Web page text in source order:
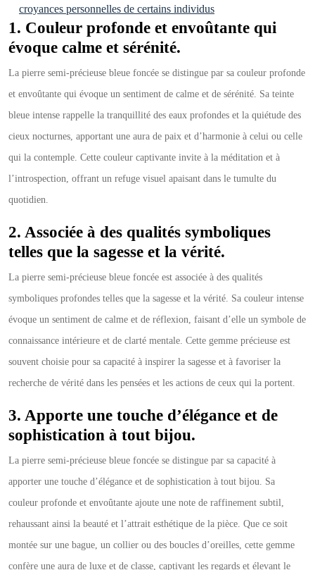
croyances personnelles de certains individus
1. Couleur profonde et envoûtante qui
évoque calme et sérénité.
La pierre semi-précieuse bleue foncée se distingue par sa couleur profonde
et envoûtante qui évoque un sentiment de calme et de sérénité. Sa teinte
bleue intense rappelle la tranquillité des eaux profondes et la quiétude des
cieux nocturnes, apportant une aura de paix et d’harmonie à celui ou celle
qui la contemple. Cette couleur captivante invite à la méditation et à
l’introspection, offrant un refuge visuel apaisant dans le tumulte du
quotidien.
2. Associée à des qualités symboliques
telles que la sagesse et la vérité.
La pierre semi-précieuse bleue foncée est associée à des qualités
symboliques profondes telles que la sagesse et la vérité. Sa couleur intense
évoque un sentiment de calme et de réflexion, faisant d’elle un symbole de
connaissance intérieure et de clarté mentale. Cette gemme précieuse est
souvent choisie pour sa capacité à inspirer la sagesse et à favoriser la
recherche de vérité dans les pensées et les actions de ceux qui la portent.
3. Apporte une touche d’élégance et de
sophistication à tout bijou.
La pierre semi-précieuse bleue foncée se distingue par sa capacité à
apporter une touche d’élégance et de sophistication à tout bijou. Sa
couleur profonde et envoûtante ajoute une note de raffinement subtil,
rehaussant ainsi la beauté et l’attrait esthétique de la pièce. Que ce soit
montée sur une bague, un collier ou des boucles d’oreilles, cette gemme
confère une aura de luxe et de classe, captivant les regards et élevant le